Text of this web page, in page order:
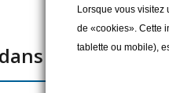
la même
Lorsque vous visitez
de «cookies». Cette
tablette ou mobile),